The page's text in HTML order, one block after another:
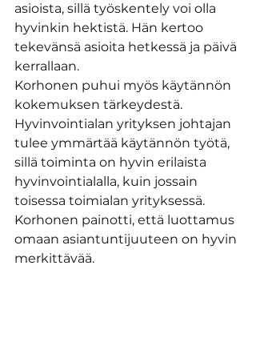
asioista, sillä työskentely voi olla
hyvinkin hektistä. Hän kertoo
tekevänsä asioita hetkessä ja päivä
kerrallaan.
Korhonen puhui myös käytännön
kokemuksen tärkeydestä.
Hyvinvointialan yrityksen johtajan
tulee ymmärtää käytännön työtä,
sillä toiminta on hyvin erilaista
hyvinvointialalla, kuin jossain
toisessa toimialan yrityksessä.
Korhonen painotti, että luottamus
omaan asiantuntijuuteen on hyvin
merkittävää.